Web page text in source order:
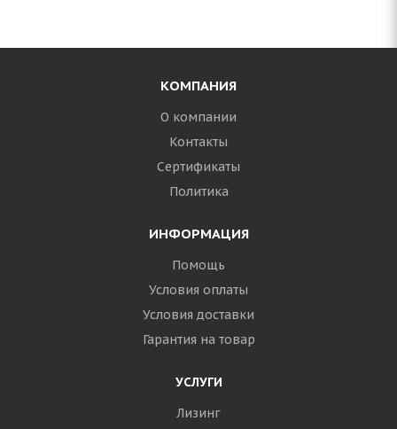
КОМПАНИЯ
О компании
Контакты
Сертификаты
Политика
ИНФОРМАЦИЯ
Помощь
Условия оплаты
Условия доставки
Гарантия на товар
УСЛУГИ
Лизинг